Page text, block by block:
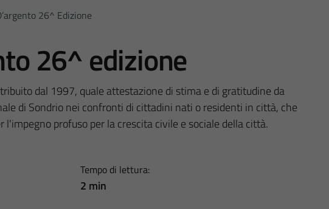
26^ Edizione
26^ edizione
dal 1997, quale attestazione di stima e di gratitudine da
di Sondrio nei confronti di cittadini nati o residenti in città, che
profuso per la crescita civile e sociale della città.
Tempo di lettura:
2 min